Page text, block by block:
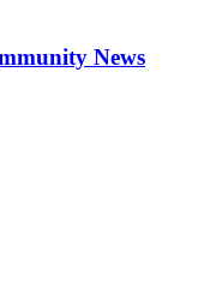
News